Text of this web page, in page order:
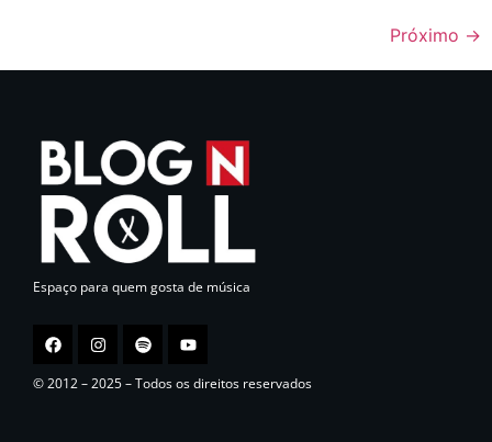
Próximo →
Espaço para quem gosta de música
© 2012 – 2025 – Todos os direitos reservados